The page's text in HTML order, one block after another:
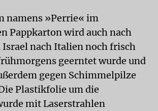
namens »Perrie« im
Pappkarton wird auch nach
Israel nach Italien noch frisch
geerntet wurde und
gegen Schimmelpilze
Plastikfolie um die
mit Laserstrahlen